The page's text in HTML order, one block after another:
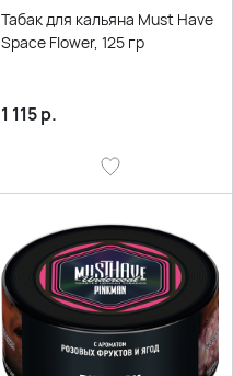
Табак для кальяна Must Have
Space Flower, 125 гр
1 115р.